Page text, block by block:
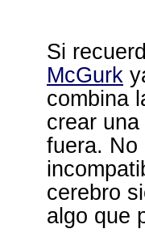
Si
McGurk
combina
crear
fuera. No
cerebro
algo que